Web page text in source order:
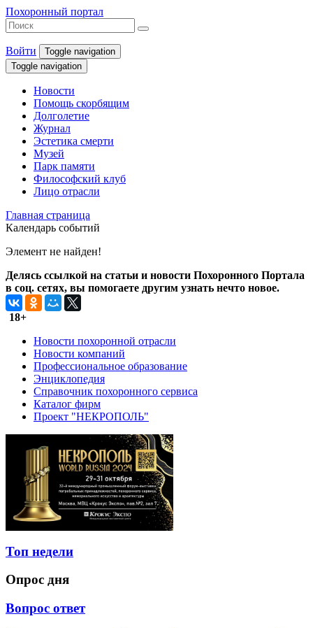
Похоронный портал
Войти
Toggle navigation
Toggle navigation
Новости
Помощь скорбящим
Долголетие
Журнал
Эстетика смерти
Музей
Парк памяти
Философский клуб
Лицо отрасли
Главная страница
Календарь событий
Элемент не найден!
Делясь ссылкой на статьи и новости Похоронного Портала
в соц. сетях, вы помогаете другим узнать нечто новое.
18+
Новости похоронной отрасли
Новости компаний
Профессиональное образование
Энциклопедия
Справочник похоронного сервиса
Каталог фирм
Проект "НЕКРОПОЛЬ"
Топ недели
Опрос дня
Вопрос ответ